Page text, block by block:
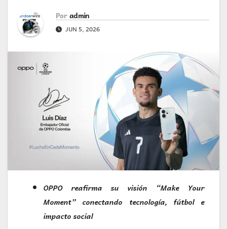
Por admin
JUN 5, 2026
OPPO reafirma su visión “Make Your
Moment” conectando tecnología, fútbol e
impacto social